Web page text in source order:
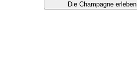
Die Champagne erleben